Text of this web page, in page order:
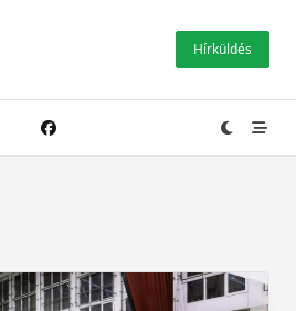
Hírküldés